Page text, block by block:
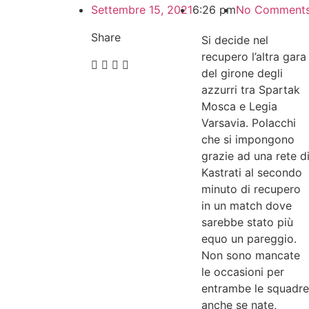
Settembre 15, 20216:26 pmNo
Share
Si decide nel
recupero l’altra gara
del girone degli
azzurri tra Spartak
Mosca e Legia
Varsavia. Polacchi
che si impongono
grazie ad una rete di
Kastrati al secondo
minuto di recupero
in un match dove
sarebbe stato più
equo un pareggio.
Non sono mancate
le occasioni per
entrambe le squadre
anche se nate,